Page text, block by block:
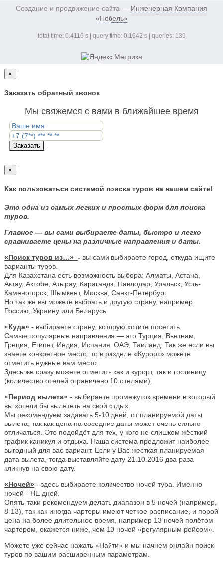
Создание и продвижение сайта — Инженерная Компания
«Нобель»
total time: 0.4116 s | query time: 0.1642 s | queries: 139
×
Заказать обратный звонок
Мы свяжемся с вами в ближайшее время
Заказать
×
Как пользоваться системой поиска туров на нашем сайте!
Это одна из самых легких и простых форм для поиска
туров.
Главное — вы сами выбираете даты, быстро и легко
сравниваете цены на различные направления и даты.
«Поиск туров из…» - вы сами выбираете город, откуда ищите
варианты туров.
Для Казахстана есть возможность выбора: Алматы, Астана,
Актау, Актобе, Атырау, Караганда, Павлодар, Уральск, Усть-
Каменогорск, Шымкент, Москва, Санкт-Петербург
Но так же вы можете выбрать и другую страну, например
Россию, Украину или Беларусь.
«Куда» - выбираете страну, которую хотите посетить.
Самые популярные направления — это Турция, Вьетнам,
Греция, Египет, Индия, Испания, ОАЭ, Таиланд. Так же если вы
знаете конкретное место, то в разделе «Курорт» можете
отметить нужные вам место.
Здесь же сразу можете отметить как и курорт, так и гостиницу
(количество отелей ограничено 10 отелями).
«Период вылета» - выбираете промежуток времени в который
вы хотели бы вылететь на свой отдых.
Мы рекомендуем задавать 5-10 дней, от планируемой даты
вылета, так как цена на соседние даты может очень сильно
отличаться. Это подойдёт для тех, у кого не слишком жёсткий
график каникул и отдыха. Наша система предложит наиболее
выгодный для вас вариант. Если у Вас жесткая планируемая
дата вылета, тогда выставляйте дату 21.10.2016 два раза
кликнув на свою дату.
«Ночей» - здесь выбираете количество ночей тура. Именно
ночей - НЕ дней.
Опять-таки рекомендуем делать диапазон в 5 ночей (например,
8-13), так как иногда чартеры имеют четкое расписание, и порой
цена на более длительное время, например 13 ночей полётом
чартером, окажется ниже, чем 10 ночей «регулярным рейсом».
Можете уже сейчас нажать «Найти» и мы начнем онлайн поиск
туров по вашим расширенным параметрам.